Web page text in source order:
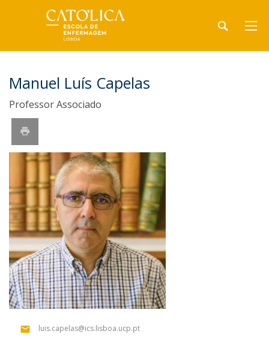
Manuel Luís Capelas
Professor Associado
luis.capelas@ics.lisboa.ucp.pt